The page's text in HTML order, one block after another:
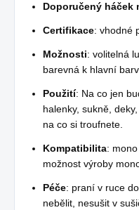
Doporučený háček
Certifikace: vhodné
Možnosti: volitelná
barevná k hlavní
Použití: Na co jen
halenky, sukně,
na co si troufnete.
Kompatibilita:
možnost výroby
Péče: praní v ruce
nebělit, nesušit v